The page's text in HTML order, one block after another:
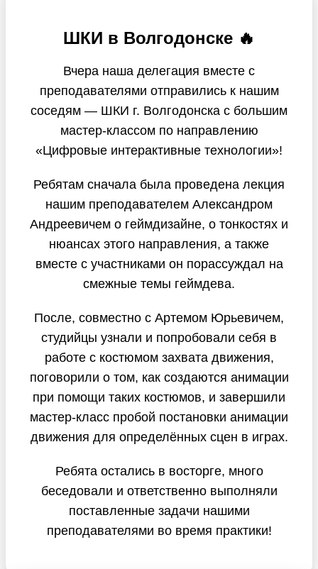
ШКИ в Волгодонске 🔥
Вчера наша делегация вместе с
преподавателями отправились к нашим
соседям — ШКИ г. Волгодонска с большим
мастер-классом по направлению
«Цифровые интерактивные технологии»!
Ребятам сначала была проведена лекция
нашим преподавателем Александром
Андреевичем о геймдизайне, о тонкостях и
нюансах этого направления, а также
вместе с участниками он порассуждал на
смежные темы геймдева.
После, совместно с Артемом Юрьевичем,
студийцы узнали и попробовали себя в
работе с костюмом захвата движения,
поговорили о том, как создаются анимации
при помощи таких костюмов, и завершили
мастер-класс пробой постановки анимации
движения для определённых сцен в играх.
Ребята остались в восторге, много
беседовали и ответственно выполняли
поставленные задачи нашими
преподавателями во время практики!